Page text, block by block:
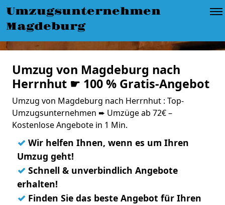
Umzugsunternehmen
Magdeburg
Umzug von Magdeburg nach
Herrnhut ☛ 100 % Gratis-Angebot
Umzug von Magdeburg nach Herrnhut : Top-
Umzugsunternehmen ➨ Umzüge ab 72€ –
Kostenlose Angebote in 1 Min.
✓ Wir helfen Ihnen, wenn es um Ihren
Umzug geht!
✓ Schnell & unverbindlich Angebote
erhalten!
✓ Finden Sie das beste Angebot für Ihren